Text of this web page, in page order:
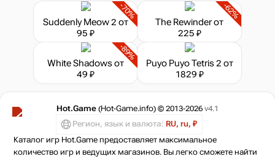
-70%
Suddenly Meow 2 от
95 ₽
-62%
The Rewinderот
225 ₽
-89%
White Shadowsот
49 ₽
Puyo Puyo Tetris 2 от
1829 ₽
Hot.Game (Hot-Game.info) © 2013-2026 v4.1
Регион, язык и валюта: RU, ru, ₽
Каталог игр Hot.Game предоставляет максимальное
количество игр и ведущих магазинов. Вы легко сможете найти